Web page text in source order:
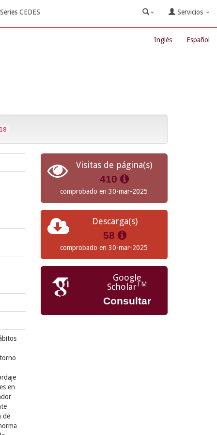
Series CEDES Servicios
Inglés Español
en
de
Visitas de página(s)
410
comprobado en 30-mar-2025
Descarga(s)
58
comprobado en 30-mar-2025
Google
ScholarTM
Consultar